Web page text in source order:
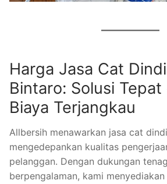
Harga Jasa Cat
Bintaro: Solusi
Biaya Terjangkau
Allbersih menawarkan jasa cat
mengedepankan kualitas
pelanggan. Dengan dukungan
berpengalaman, kami menyediakan